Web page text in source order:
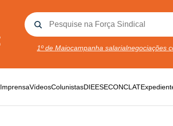
1º de Maiocampanha salarialnegociações
ImprensaVídeosColunistasDIEESECONCLAT